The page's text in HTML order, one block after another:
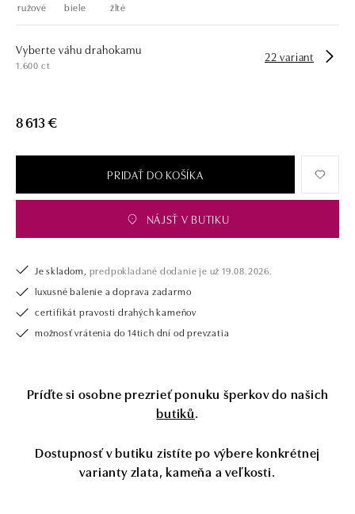
ružové biele žlté
Vyberte váhu drahokamu
1.600 ct
22 variant
8 613 €
PRIDAŤ DO KOŠÍKA
NÁJSŤ V BUTIKU
Je skladom, predpokladané dodanie je už 19.08.2026.
luxusné balenie a doprava zadarmo
certifikát pravosti drahých kameňov
možnosť vrátenia do 14tich dní od prevzatia
Príďte si osobne prezrieť ponuku šperkov do našich
butiků.
Dostupnosť v butiku zistíte po výbere konkrétnej
varianty zlata, kameňa a veľkosti.